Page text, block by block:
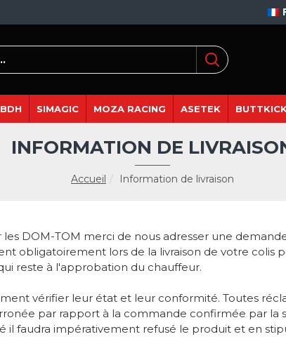
BDH SIMAGIC MOZA RACING ASETEK
Accueil Information de livraison
INFORMATION DE
DOM-TOM merci de nous adresser une
obligatoirement lors de la livraison de votre colis
reste à l'approbation du chauffeur.
vérifier leur état et leur conformité. Toutes
par rapport à la commande confirmée par
il faudra impérativement refusé le produit et en